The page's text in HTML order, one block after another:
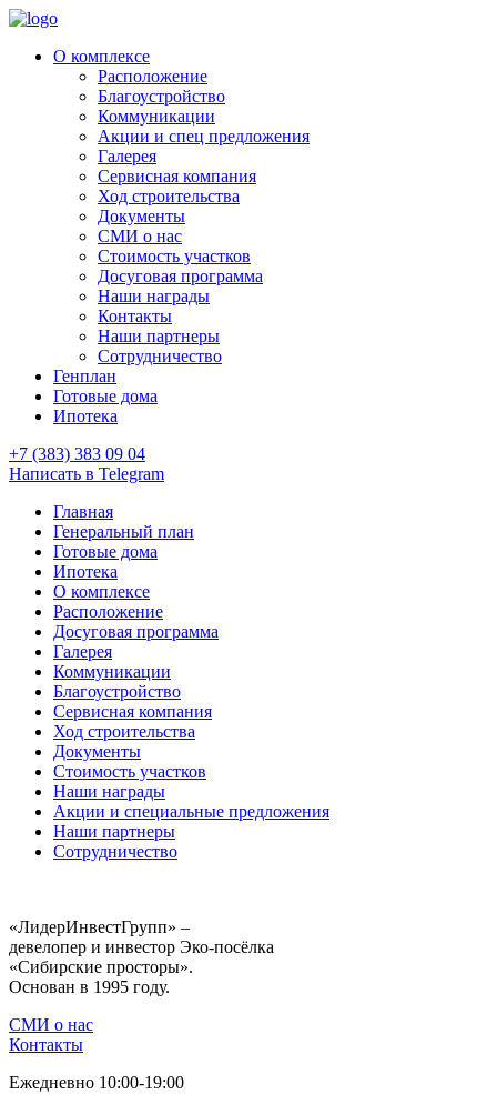
О комплексе
Расположение
Благоустройство
Коммуникации
Акции и спец предложения
Галерея
Сервисная компания
Ход строительства
Документы
СМИ о нас
Стоимость участков
Досуговая программа
Наши награды
Контакты
Наши партнеры
Сотрудничество
Генплан
Готовые дома
Ипотека
+7 (383) 383 09 04
Написать в Telegram
Главная
Генеральный план
Готовые дома
Ипотека
О комплексе
Расположение
Досуговая программа
Галерея
Коммуникации
Благоустройство
Сервисная компания
Ход строительства
Документы
Стоимость участков
Наши награды
Акции и специальные предложения
Наши партнеры
Сотрудничество
«ЛидерИнвестГрупп» –
девелопер и инвестор Эко-посёлка
«Сибирские просторы».
Основан в 1995 году.
СМИ о нас
Контакты
Ежедневно 10:00-19:00